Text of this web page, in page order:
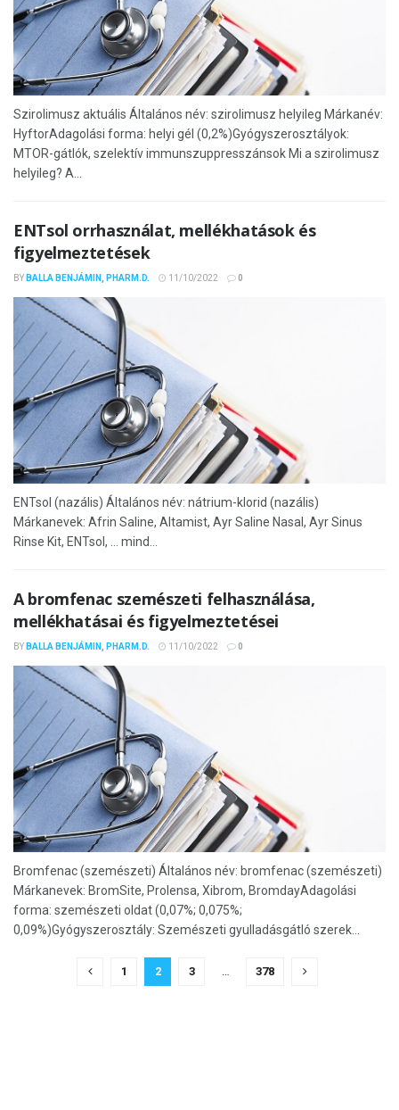
Szirolimusz aktuális Általános név: szirolimusz helyileg Márkanév:
HyftorAdagolási forma: helyi gél (0,2%)Gyógyszerosztályok:
MTOR-gátlók, szelektív immunszuppresszánsok Mi a szirolimusz
helyileg? A...
ENTsol orrhasználat, mellékhatások és
figyelmeztetések
BY BALLA BENJÁMIN, PHARM.D. 11/10/2022 0
ENTsol (nazális) Általános név: nátrium-klorid (nazális)
Márkanevek: Afrin Saline, Altamist, Ayr Saline Nasal, Ayr Sinus
Rinse Kit, ENTsol, ... mind...
A bromfenac szemészeti felhasználása,
mellékhatásai és figyelmeztetései
BY BALLA BENJÁMIN, PHARM.D. 11/10/2022 0
Bromfenac (szemészeti) Általános név: bromfenac (szemészeti)
Márkanevek: BromSite, Prolensa, Xibrom, BromdayAdagolási
forma: szemészeti oldat (0,07%; 0,075%;
0,09%)Gyógyszerosztály: Szemészeti gyulladásgátló szerek...
1 2 3 … 378